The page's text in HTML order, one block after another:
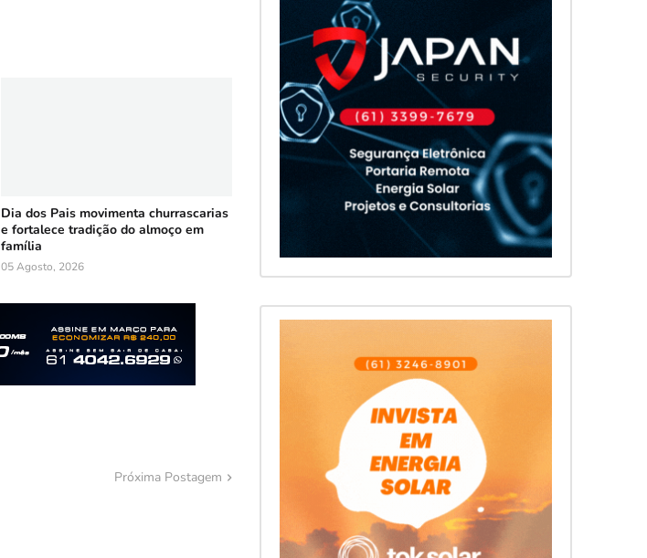
Dia dos Pais movimenta churrascarias
e fortalece tradição do almoço em
família
05 Agosto, 2026
Próxima Postagem